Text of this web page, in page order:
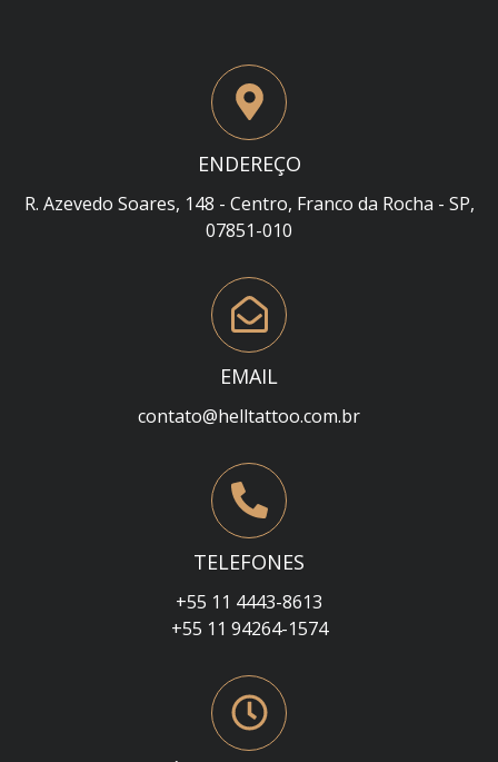
ENDEREÇO
R. Azevedo Soares, 148 - Centro, Franco da Rocha - SP,
07851-010
EMAIL
contato@helltattoo.com.br
TELEFONES
+55 11 4443-8613
+55 11 94264-1574